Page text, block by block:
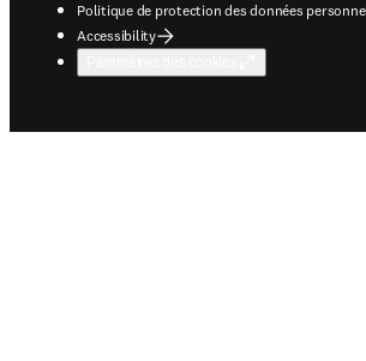
Politique de protection des données
Accessibility